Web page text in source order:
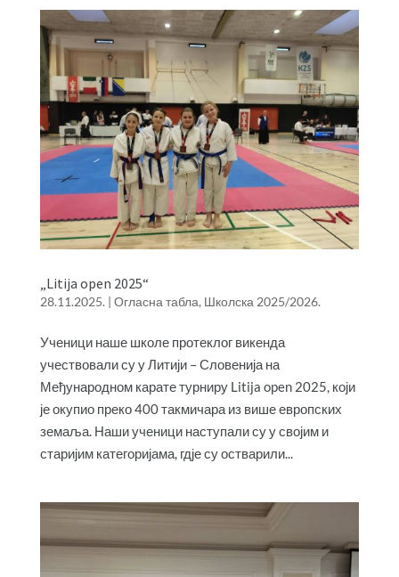
„Litija open 2025“
28.11.2025. | Огласна табла, Школска 2025/2026.
Ученици наше школе протеклог викенда
учествовали су у Литији – Словенија на
Међународном карате турниру Litija open 2025, који
је окупио преко 400 такмичара из више европских
земаља. Наши ученици наступали су у својим и
старијим категоријама, гд‌је су остварили...